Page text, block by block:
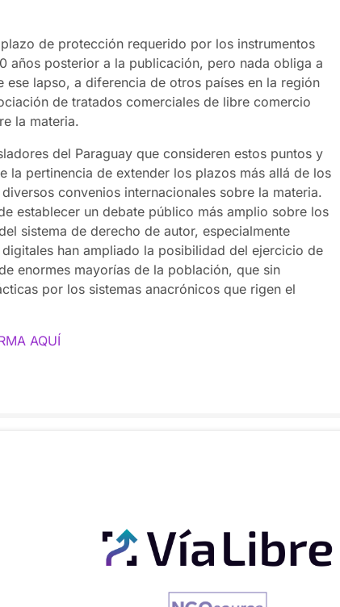
de protección requerido por los instrumentos
años posterior a la publicación, pero nada obliga a
ese lapso, a diferencia de otros países en la región
de tratados comerciales de libre comercio
la materia.
del Paraguay que consideren estos puntos y
la pertinencia de extender los plazos más allá de los
convenios internacionales sobre la materia.
establecer un debate público más amplio sobre los
sistema de derecho de autor, especialmente
han ampliado la posibilidad del ejercicio de
enormes mayorías de la población, que sin
por los sistemas anacrónicos que rigen el
AQUÍ